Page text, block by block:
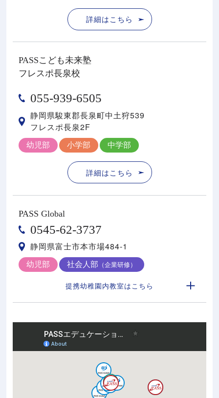
詳細はこちら
PASSこども未来塾
フレスポ長泉校
055-939-6505
静岡県駿東郡⻑泉町中⼟狩539
フレスポ⻑泉2F
幼児部 小学部 中学部
詳細はこちら
PASS Global
0545-62-3737
静岡県富士市本市場484-1
幼児部 社会人部 （企業研修）
提携幼稚園内教室はこちら